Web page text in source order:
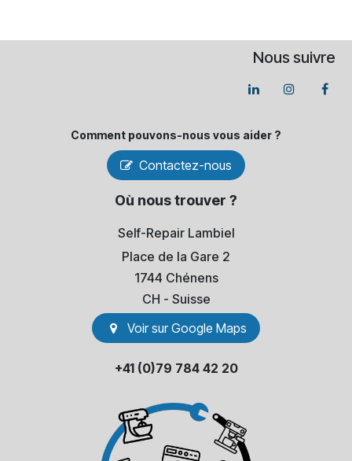
Nous suivre
Comment pouvons-​nous vous aider ?
Contactez-nous
Où nous trouver ?
Self-Repair Lambiel
Place de la Gare 2
1744 Chénens
​CH - Suisse
Voir sur Go​​ogle Maps
+41 (0)79 784 42 20